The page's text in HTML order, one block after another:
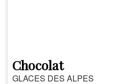
Chocolat
GLACES DES ALPES